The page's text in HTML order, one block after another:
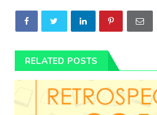
RELATED POSTS